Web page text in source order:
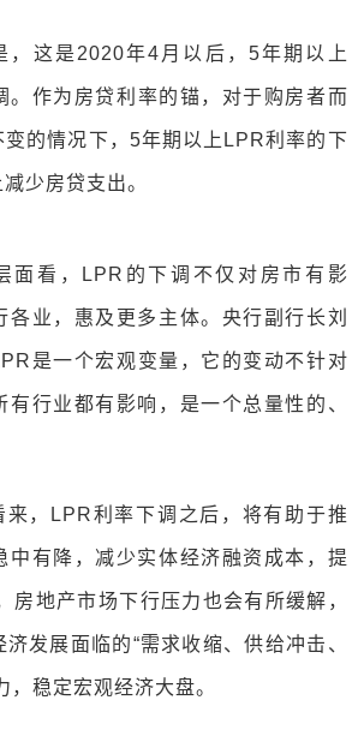
，这是2020年4月以后，5年期以上
。作为房贷利率的锚，对于购房者而
的情况下，5年期以上LPR利率的下
少房贷支出。
面看，LPR的下调不仅对房市有影
各业，惠及更多主体。央行副行长刘
是一个宏观变量，它的变动不针对
有行业都有影响，是一个总量性的、
来，LPR利率下调之后，将有助于推
中有降，减少实体经济融资成本，提
房地产市场下行压力也会有所缓解，
发展面临的“需求收缩、供给冲击、
，稳定宏观经济大盘。